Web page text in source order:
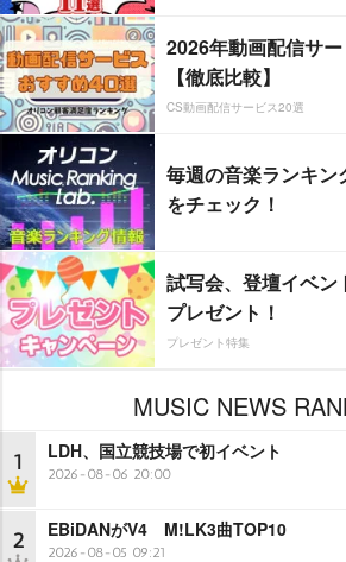
2026年動画配信サ
【徹底比較】
CS動画配信サービス20選
毎週の音楽ランキ
をチェック！
試写会、登壇イベ
プレゼント！
プレゼント特集
MUSIC NEWS
1 LDH、国立競技場で初イベント
2026-08-06 20:00
2 EBiDANがV4 M!LK3曲TOP10
2026-08-05 09:21